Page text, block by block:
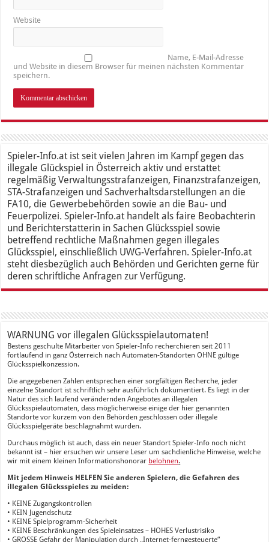
Website
Name, E-Mail-Adresse
und Website in diesem Browser für meinen nächsten Kommentar
speichern.
Spieler-Info.at ist seit vielen Jahren im Kampf gegen das
illegale Glückspiel in Österreich aktiv und erstattet
regelmäßig Verwaltungsstrafanzeigen, Finanzstrafanzeigen,
STA-Strafanzeigen und Sachverhaltsdarstellungen an die
FA10, die Gewerbebehörden sowie an die Bau- und
Feuerpolizei. Spieler-Info.at handelt als faire Beobachterin
und Berichterstatterin in Sachen Glücksspiel sowie
betreffend rechtliche Maßnahmen gegen illegales
Glücksspiel, einschließlich UWG-Verfahren. Spieler-Info.at
steht diesbezüglich auch Behörden und Gerichten gerne für
deren schriftliche Anfragen zur Verfügung.
WARNUNG vor illegalen Glücksspielautomaten!
Bestens geschulte Mitarbeiter von Spieler-Info recherchieren seit 2011
fortlaufend in ganz Österreich nach Automaten-Standorten OHNE gültige
Glücksspielkonzession.
Die angegebenen Zahlen entsprechen einer sorgfältigen Recherche, jeder
einzelne Standort ist schriftlich sehr ausführlich dokumentiert. Es liegt in der
Natur des sich laufend verändernden Angebotes an illegalen
Glücksspielautomaten, dass möglicherweise einige der hier genannten
Standorte vor kurzem von den Behörden geschlossen oder illegale
Glücksspielgeräte beschlagnahmt wurden.
Durchaus möglich ist auch, dass ein neuer Standort Spieler-Info noch nicht
bekannt ist – hier ersuchen wir unsere Leser um sachdienliche Hinweise, welche
wir mit einem kleinen Informationshonorar belohnen.
Mit jedem Hinweis HELFEN Sie anderen Spielern, die Gefahren des
illegalen Glücksspieles zu meiden:
• KEINE Zugangskontrollen
• KEIN Jugendschutz
• KEINE Spielprogramm-Sicherheit
• KEINE Beschränkungen des Spieleinsatzes – HOHES Verlustrisiko
• GROSSE Gefahr der Manipulation durch „Internet-ferngesteuerte“